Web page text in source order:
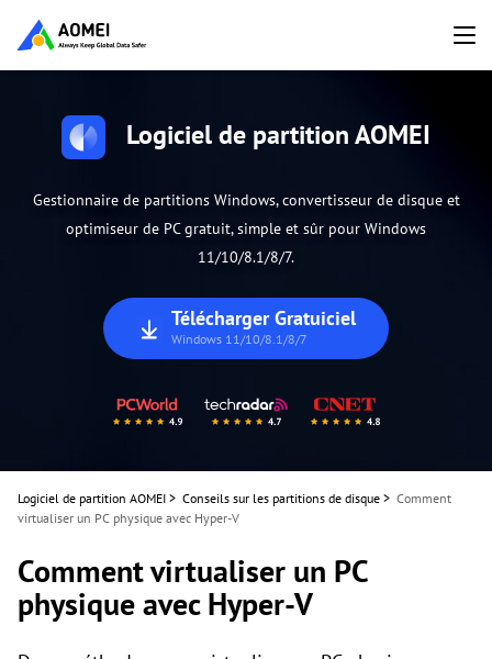
Logiciel de partition AOMEI
Gestionnaire de partitions Windows, convertisseur de disque et
optimiseur de PC gratuit, simple et sûr pour Windows
11/10/8.1/8/7.
Télécharger Gratuiciel
Windows 11/10/8.1/8/7
Logiciel de partition AOMEI > Conseils sur les partitions de disque > Comment
virtualiser un PC physique avec Hyper-V
Comment virtualiser un PC
physique avec Hyper-V